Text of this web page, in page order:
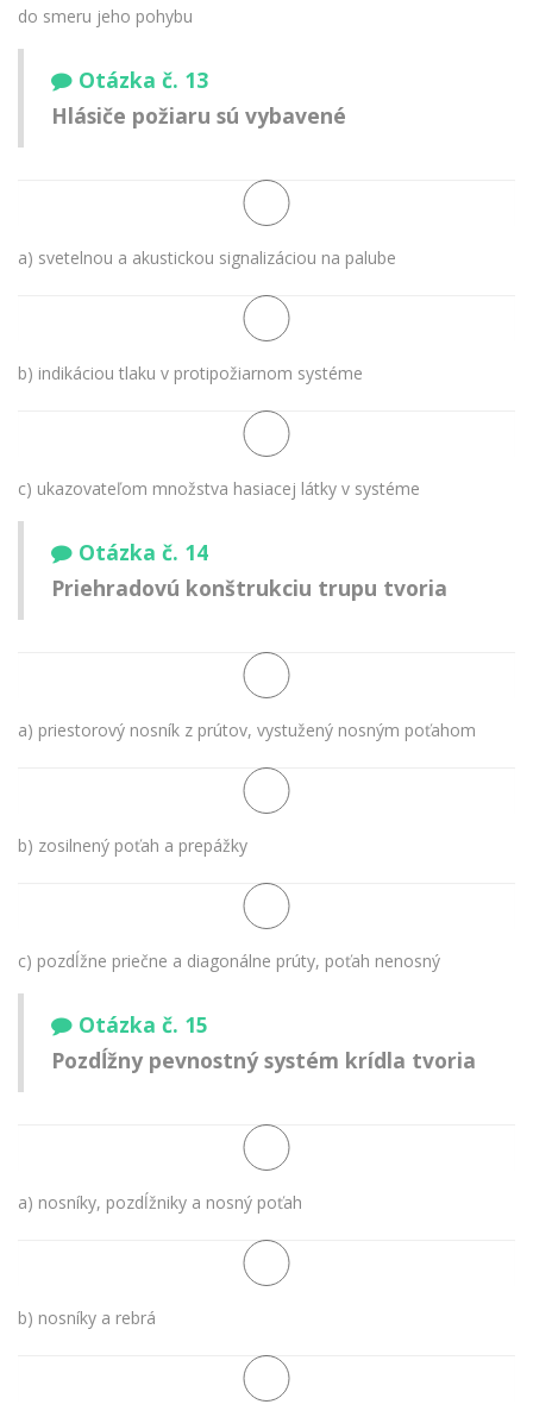
do smeru jeho pohybu
Otázka č. 13
Hlásiče požiaru sú vybavené
a) svetelnou a akustickou signalizáciou na palube
b) indikáciou tlaku v protipožiarnom systéme
c) ukazovateľom množstva hasiacej látky v systéme
Otázka č. 14
Priehradovú konštrukciu trupu tvoria
a) priestorový nosník z prútov, vystužený nosným poťahom
b) zosilnený poťah a prepážky
c) pozdĺžne priečne a diagonálne prúty, poťah nenosný
Otázka č. 15
Pozdĺžny pevnostný systém krídla tvoria
a) nosníky, pozdĺžniky a nosný poťah
b) nosníky a rebrá